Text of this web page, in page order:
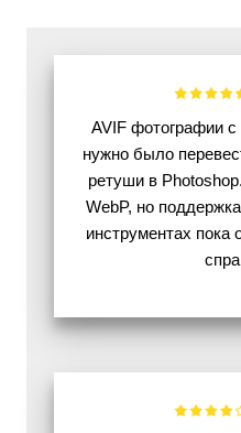
AVIF фотографии с
нужно было
ретуши в
WebP, но
инструментах пока